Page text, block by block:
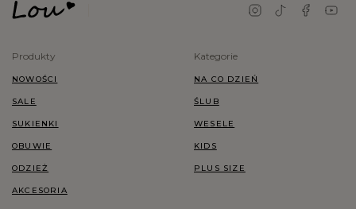
Produkty
NOWOŚCI
SALE
SUKIENKI
OBUWIE
ODZIEŻ
AKCESORIA
Kategorie
NA CO DZIEŃ
ŚLUB
WESELE
KIDS
PLUS SIZE